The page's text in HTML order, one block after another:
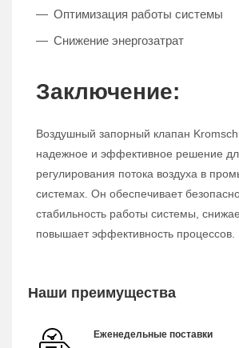
Оптимизация работы системы
Снижение энергозатрат
Заключение:
Воздушный запорный клапан
надежное и эффективное решение
регулирования потока воздуха в
системах. Он обеспечивает
стабильность работы системы,
повышает эффективность процессов.
Наши преимущества
Еженедельные поставки